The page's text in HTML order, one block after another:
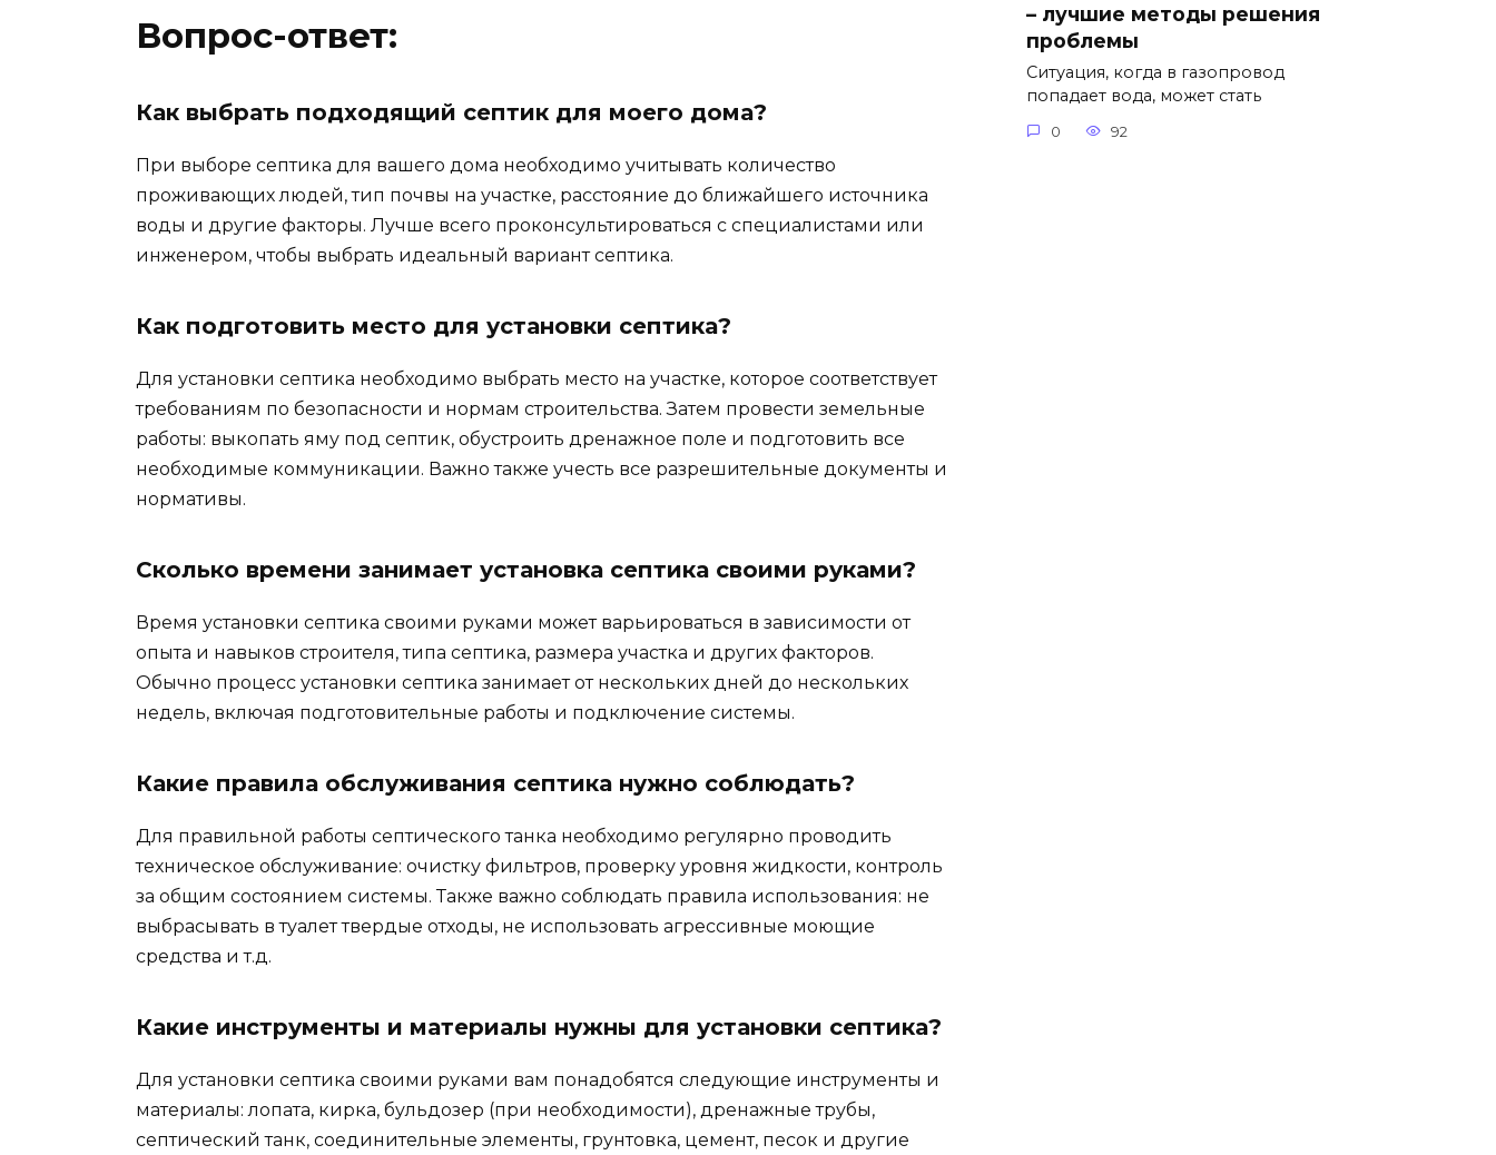
Вопрос-ответ:
Как выбрать подходящий септик для моего дома?
При выборе септика для вашего дома необходимо учитывать количество
проживающих людей, тип почвы на участке, расстояние до ближайшего источника
воды и другие факторы. Лучше всего проконсультироваться с специалистами или
инженером, чтобы выбрать идеальный вариант септика.
Как подготовить место для установки септика?
Для установки септика необходимо выбрать место на участке, которое соответствует
требованиям по безопасности и нормам строительства. Затем провести земельные
работы: выкопать яму под септик, обустроить дренажное поле и подготовить все
необходимые коммуникации. Важно также учесть все разрешительные документы и
нормативы.
Сколько времени занимает установка септика своими руками?
Время установки септика своими руками может варьироваться в зависимости от
опыта и навыков строителя, типа септика, размера участка и других факторов.
Обычно процесс установки септика занимает от нескольких дней до нескольких
недель, включая подготовительные работы и подключение системы.
Какие правила обслуживания септика нужно соблюдать?
Для правильной работы септического танка необходимо регулярно проводить
техническое обслуживание: очистку фильтров, проверку уровня жидкости, контроль
за общим состоянием системы. Также важно соблюдать правила использования: не
выбрасывать в туалет твердые отходы, не использовать агрессивные моющие
средства и т.д.
Какие инструменты и материалы нужны для установки септика?
Для установки септика своими руками вам понадобятся следующие инструменты и
материалы: лопата, кирка, бульдозер (при необходимости), дренажные трубы,
септический танк, соединительные элементы, грунтовка, цемент, песок и другие
– лучшие методы решения
проблемы
Ситуация, когда в газопровод
попадает вода, может стать
0 92